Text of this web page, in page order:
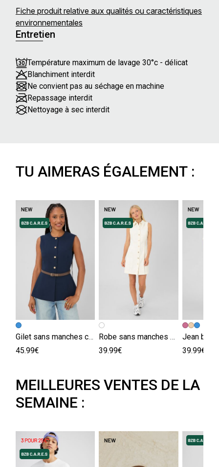
Fiche produit relative aux qualités ou caractéristiques
environnementales
Entretien
Température maximum de lavage 30°c - délicat
Blanchiment interdit
Ne convient pas au séchage en machine
Repassage interdit
Nettoyage à sec interdit
TU AIMERAS ÉGALEMENT :
Gilet sans manches ceinturé
45.99€
Robe sans manches boutonnée
39.99€
Jean
39.99€
MEILLEURES VENTES DE LA
SEMAINE :